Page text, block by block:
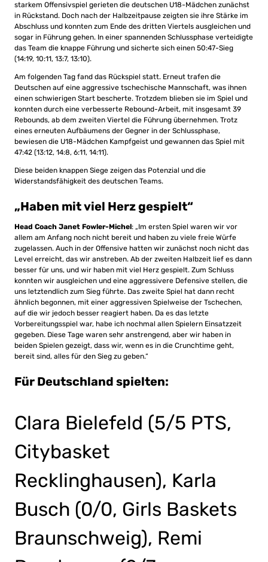
starkem Offensivspiel gerieten die deutschen U18-Mädchen zunächst
in Rückstand. Doch nach der Halbzeitpause zeigten sie ihre Stärke im
Abschluss und konnten zum Ende des dritten Viertels ausgleichen und
sogar in Führung gehen. In einer spannenden Schlussphase verteidigte
das Team die knappe Führung und sicherte sich einen 50:47-Sieg
(14:19, 10:11, 13:7, 13:10).
Am folgenden Tag fand das Rückspiel statt. Erneut trafen die
Deutschen auf eine aggressive tschechische Mannschaft, was ihnen
einen schwierigen Start bescherte. Trotzdem blieben sie im Spiel und
konnten durch eine verbesserte Rebound-Arbeit, mit insgesamt 39
Rebounds, ab dem zweiten Viertel die Führung übernehmen. Trotz
eines erneuten Aufbäumens der Gegner in der Schlussphase,
bewiesen die U18-Mädchen Kampfgeist und gewannen das Spiel mit
47:42 (13:12, 14:8, 6:11, 14:11).
Diese beiden knappen Siege zeigen das Potenzial und die
Widerstandsfähigkeit des deutschen Teams.
„Haben mit viel Herz gespielt“
Head Coach Janet Fowler-Michel: „Im ersten Spiel waren wir vor
allem am Anfang noch nicht bereit und haben zu viele freie Würfe
zugelassen. Auch in der Offensive hatten wir zunächst noch nicht das
Level erreicht, das wir anstreben. Ab der zweiten Halbzeit lief es dann
besser für uns, und wir haben mit viel Herz gespielt. Zum Schluss
konnten wir ausgleichen und eine aggressivere Defensive stellen, die
uns letztendlich zum Sieg führte. Das zweite Spiel hat dann recht
ähnlich begonnen, mit einer aggressiven Spielweise der Tschechen,
auf die wir jedoch besser reagiert haben. Da es das letzte
Vorbereitungsspiel war, habe ich nochmal allen Spielern Einsatzzeit
gegeben. Diese Tage waren sehr anstrengend, aber wir haben in
beiden Spielen gezeigt, dass wir, wenn es in die Crunchtime geht,
bereit sind, alles für den Sieg zu geben.“
Für Deutschland spielten:
Clara Bielefeld (5/5 PTS,
Citybasket
Recklinghausen), Karla
Busch (0/0, Girls Baskets
Braunschweig), Remi